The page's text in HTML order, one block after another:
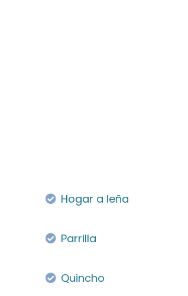
Hogar a leña
Parrilla
Quincho